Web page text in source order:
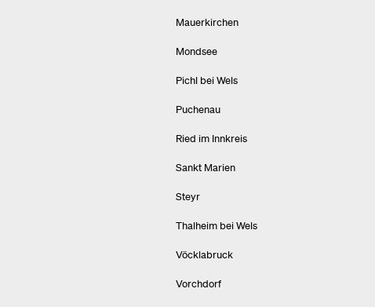
Mauerkirchen
Mondsee
Pichl bei Wels
Puchenau
Ried im Innkreis
Sankt Marien
Steyr
Thalheim bei Wels
Vöcklabruck
Vorchdorf